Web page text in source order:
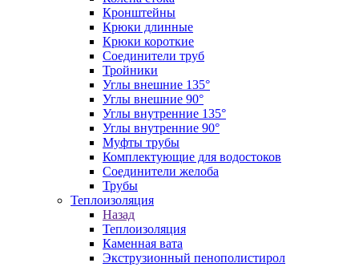
Кронштейны
Крюки длинные
Крюки короткие
Соединители труб
Тройники
Углы внешние 135°
Углы внешние 90°
Углы внутренние 135°
Углы внутренние 90°
Муфты трубы
Комплектующие для водостоков
Соединители желоба
Трубы
Теплоизоляция
Назад
Теплоизоляция
Каменная вата
Экструзионный пенополистирол